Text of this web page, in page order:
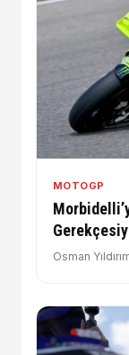
MOTOGP
Osman